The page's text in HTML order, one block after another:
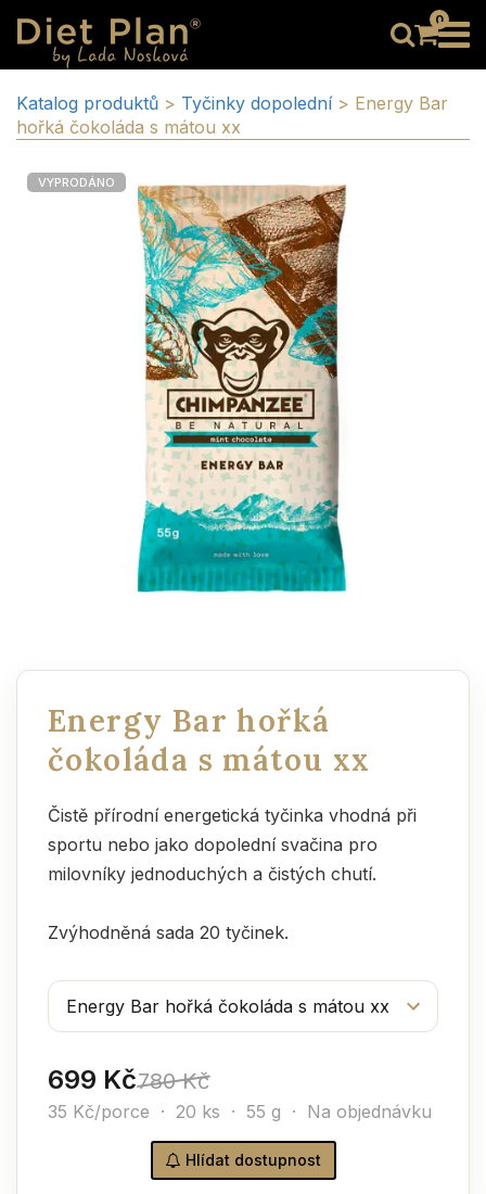
0
Katalog produktů > Tyčinky dopolední > Energy Bar
hořká čokoláda s mátou xx
VYPRODÁNO
Energy Bar hořká
čokoláda s mátou xx
Čistě přírodní energetická tyčinka vhodná při
sportu nebo jako dopolední svačina pro
milovníky jednoduchých a čistých chutí.
Zvýhodněná sada 20 tyčinek.
699 Kč780 Kč
35 Kč/porce · 20 ks · 55 g · Na objednávku
Hlídat dostupnost